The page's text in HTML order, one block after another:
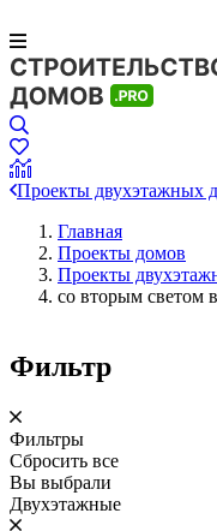
Проекты двухэтажных
Главная
Проекты домов
Проекты
со вторым светом
Фильтр
Фильтры
Сбросить все
Вы выбрали
Двухэтажные